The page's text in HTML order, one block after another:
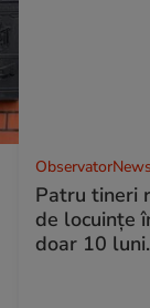
Patru tineri
de locuinţe
doar 10